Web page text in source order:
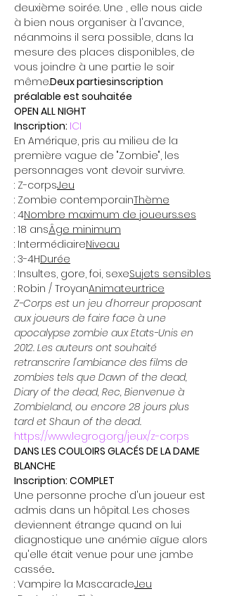
deuxième soirée. Une , elle nous aide
à bien nous organiser à l'avance,
néanmoins il sera possible, dans la
mesure des places disponibles, de
vous joindre à une partie le soir
même.Deux partiesinscription
préalable est souhaitée
OPEN ALL NIGHT
Inscription: ICI
En Amérique, pris au milieu de la
première vague de "Zombie", les
personnages vont devoir survivre.
: Z-corpsJeu
: Zombie contemporainThème
: 4Nombre maximum de joueurs.ses
: 18 ansÂge minimum
: IntermédiaireNiveau
: 3-4HDurée
: Insultes, gore, foi, sexeSujets sensibles
: Robin / TroyanAnimateur.trice
Z-Corps est un jeu d'horreur proposant
aux joueurs de faire face à une
apocalypse zombie aux Etats-Unis en
2012. Les auteurs ont souhaité
retranscrire l'ambiance des films de
zombies tels que Dawn of the dead,
Diary of the dead, Rec, Bienvenue à
Zombieland, ou encore 28 jours plus
tard et Shaun of the dead.
https://www.legrog.org/jeux/z-corps
DANS LES COULOIRS GLACÉS DE LA DAME
BLANCHE
Inscription: COMPLET
Une personne proche d'un joueur est
admis dans un hôpital. Les choses
deviennent étrange quand on lui
diagnostique une anémie aïgue alors
qu'elle était venue pour une jambe
cassée...
: Vampire la MascaradeJeu